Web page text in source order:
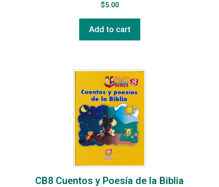
$5.00
Add to cart
CB8 Cuentos y Poesía de la Biblia